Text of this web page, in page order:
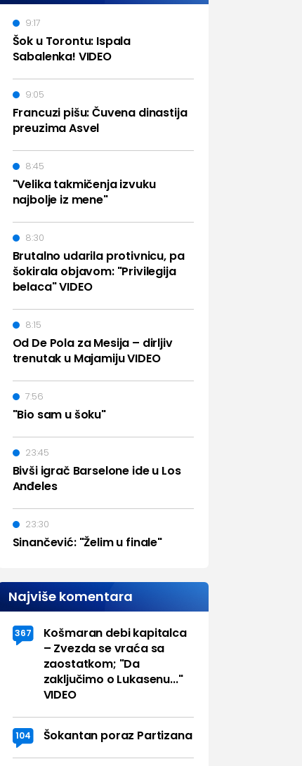
Šok u Torontu: Ispala
Sabalenka! VIDEO
9:17
Francuzi pišu: Čuvena dinastija
preuzima Asvel
9:05
"Velika takmičenja izvuku
najbolje iz mene"
8:45
Brutalno udarila protivnicu, pa
šokirala objavom: "Privilegija
belaca" VIDEO
8:30
Od De Pola za Mesija – dirljiv
trenutak u Majamiju VIDEO
8:15
"Bio sam u šoku"
7:56
Bivši igrač Barselone ide u Los
Anđeles
23:45
Sinančević: "Želim u finale"
23:30
Najviše komentara
367
Košmaran debi kapitalca
– Zvezda se vraća sa
zaostatkom; "Da
zaključimo o Lukasenu..."
VIDEO
104 Šokantan poraz Partizana